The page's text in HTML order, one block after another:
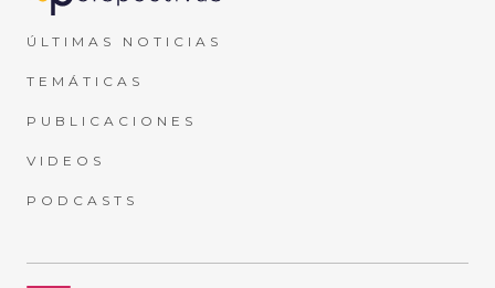
ÚLTIMAS NOTICIAS
TEMÁTICAS
PUBLICACIONES
VIDEOS
PODCASTS